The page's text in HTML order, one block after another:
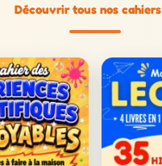
Découvrir tous nos cahiers